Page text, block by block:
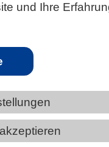
und Ihre
rückläufig
in Deutschland